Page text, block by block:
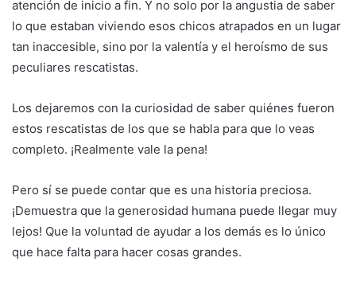
atención de inicio a fin. Y no solo por la angustia de saber
lo que estaban viviendo esos chicos atrapados en un lugar
tan inaccesible, sino por la valentía y el heroísmo de sus
peculiares rescatistas.
Los dejaremos con la curiosidad de saber quiénes fueron
estos rescatistas de los que se habla para que lo veas
completo. ¡Realmente vale la pena!
Pero sí se puede contar que es una historia preciosa.
¡Demuestra que la generosidad humana puede llegar muy
lejos! Que la voluntad de ayudar a los demás es lo único
que hace falta para hacer cosas grandes.